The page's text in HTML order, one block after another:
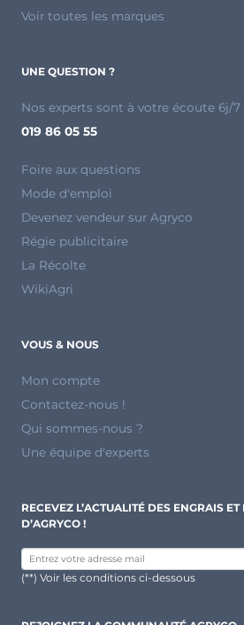
Voir toutes les marques
UNE QUESTION ?
Nos experts sont à votre écoute 6j/7
019 86 05 55
Foire aux questions
Mode d'emploi
Devenez vendeur sur Agryco
Régie publicitaire
La Récolte
WikiAgri
VOUS & NOUS
Mon compte
Contactez-nous !
Qui sommes-nous ?
Une équipe d'experts
RECEVEZ L’ACTUALITÉ DES ENGRAIS
D’AGRYCO !
(**) Voir les conditions ci-dessous